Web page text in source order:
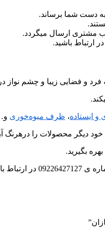
دست شما برساند.
مشتری ارسال میگردد.
و فضایی زیبا و چشم نواز
و ایستاده، ظرف میوه‌خوری
دیگر محصولات را درهرنگ
بگیرید.
باشید.